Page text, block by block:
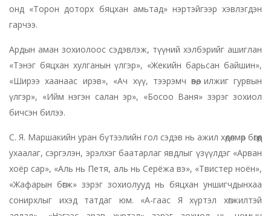
онд «Торон доторх бяцхан амьтад» нэртэйгээр хэвлэгдэн
гарчээ.
Ардын аман зохиолоос сэдэвлэж, түүний хэлбэрийг ашиглан
«Тэнэг бяцхан хулганын үлгэр», «Жекийн барьсан байшин»,
«Ширээ хаанаас ирэв», «Ач хүү, тээрэмч өвөө, илжиг гурвын
үлгэр», «Ийм нэгэн салан эр», «Босоо Ваня» зэрэг зохиол
бичсэн билээ.
С. Я. Маршакийн уран бүтээлийн гол сэдэв нь ажил хөдөлмөр бөгөөд
ухаалаг, сэргэлэн, эрэлхэг баатарлаг явдлыг үзүүлдэг «Арван
хоёр сар», «Аль нь Петя, аль нь Серёжа вэ», «Твистер ноён»,
«Жафарын бөгж» зэрэг зохиолууд нь бяцхан уншигчдынхаа
сонирхлыг ихэд татдаг юм. «А-гаас Я хүртэл хөгжилтэй